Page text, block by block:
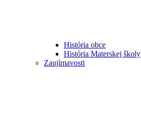
História obce
História Materskej školy
Zaujímavosti